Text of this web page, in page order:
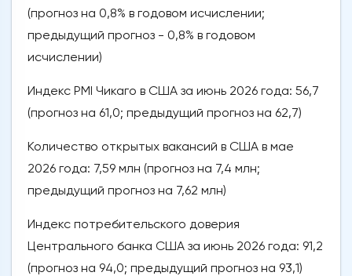
(прогноз на 0,8% в годовом исчислении;
предыдущий прогноз - 0,8% в годовом
исчислении)
Индекс PMI Чикаго в США за июнь 2026 года: 56,7
(прогноз на 61,0; предыдущий прогноз на 62,7)
Количество открытых вакансий в США в мае
2026 года: 7,59 млн (прогноз на 7,4 млн;
предыдущий прогноз на 7,62 млн)
Индекс потребительского доверия
Центрального банка США за июнь 2026 года: 91,2
(прогноз на 94,0; предыдущий прогноз на 93,1)